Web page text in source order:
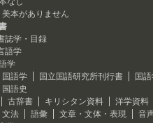
美本がありません
誌学・目録
語学
学
国語学
国立国語研究所刊行書
国
国語史
古辞書
キリシタン資料
洋学資料
文法
語彙 文章・文体・表現
音